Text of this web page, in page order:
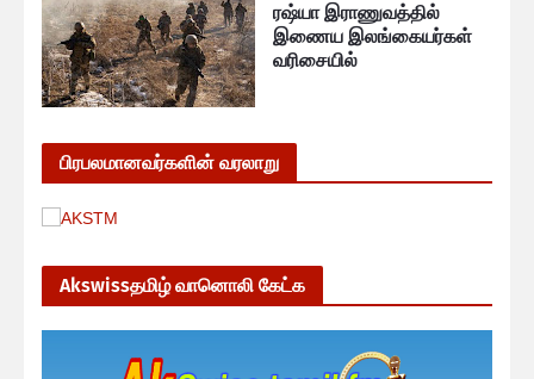
ரஷ்யா இராணுவத்தில்
இணைய இலங்கையர்கள்
வரிசையில்
பிரபலமானவர்களின் வரலாறு
Akswissதமிழ் வானொலி கேட்க